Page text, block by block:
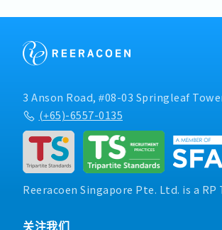
3 Anson Road, #08-03 Springleaf
(+65)-6557-0135
Reeracoen Singapore Pte. Ltd. is a RP
关注我们